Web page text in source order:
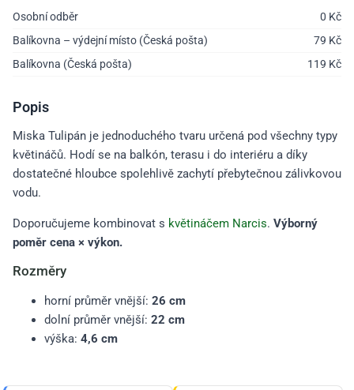
Osobní odběr 0 Kč
Balíkovna – výdejní místo (Česká pošta)
79 Kč
Balíkovna (Česká pošta)
119 Kč
Popis
Miska Tulipán je jednoduchého tvaru určená pod všechny typy
květináčů. Hodí se na balkón, terasu i do interiéru a díky
dostatečné hloubce spolehlivě zachytí přebytečnou zálivkovou
vodu.
Doporučujeme kombinovat s květináčem Narcis. Výborný
poměr cena × výkon.
Rozměry
horní průměr vnější: 26 cm
dolní průměr vnější: 22 cm
výška: 4,6 cm